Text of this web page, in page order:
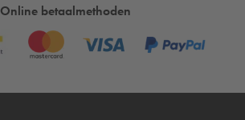
Online betaalmethoden